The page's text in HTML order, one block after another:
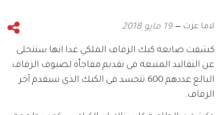
لاما عزت 19 مايو 2018
كشفت صانعة كيك الزفاف الملكي غدا انها ستتخلى
عن التقاليد المتبعة في تقديم مفاجأة لضيوف الزفاف
البالغ عددهم 600 تتجسد في الكيك الذي سيقدم آخر
الزفاف .